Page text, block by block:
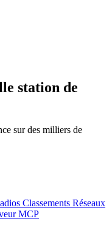
station de
sur des milliers de
Classements Réseaux
MCP